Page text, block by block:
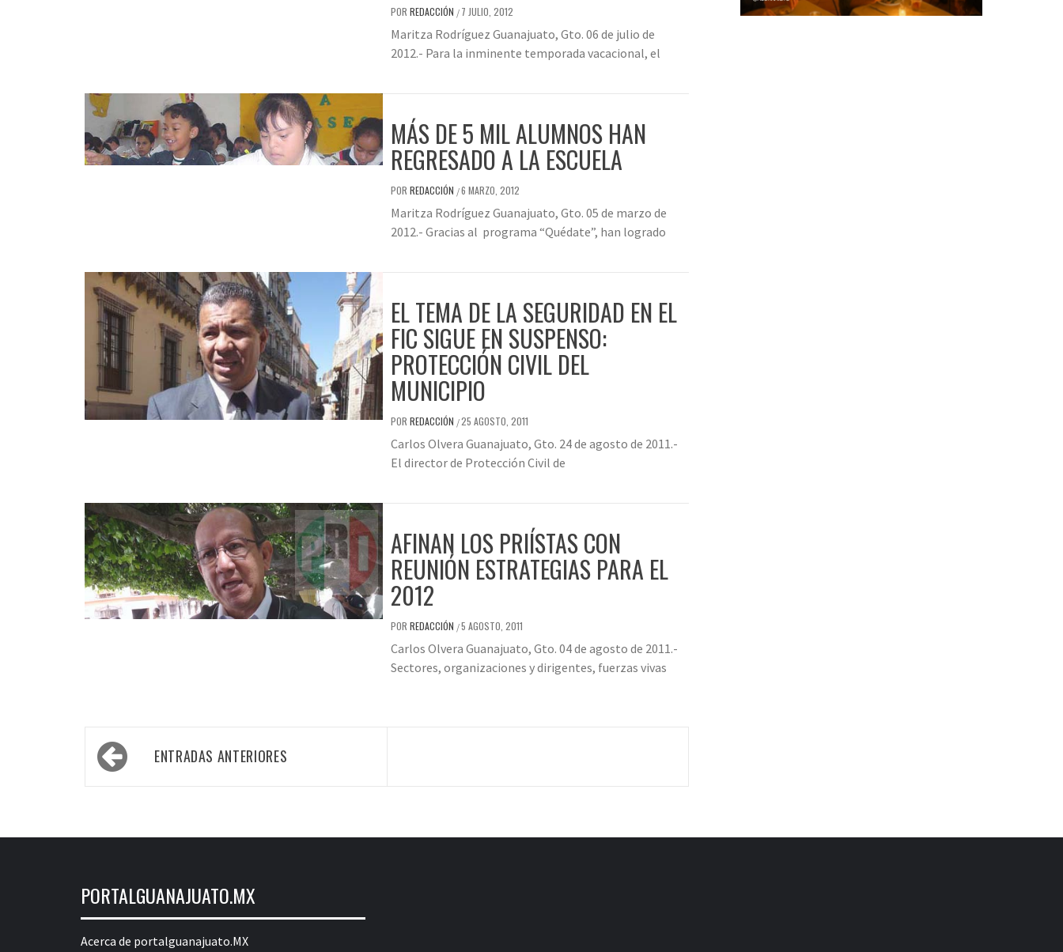
POR REDACCIÓN / 7 JULIO, 2012
Maritza Rodríguez Guanajuato, Gto. 06 de julio de
2012.- Para la inminente temporada vacacional, el
MÁS DE 5 MIL ALUMNOS HAN
REGRESADO A LA ESCUELA
POR REDACCIÓN /6 MARZO, 2012
Maritza Rodríguez Guanajuato, Gto. 05 de marzo de
2012.- Gracias al programa “Quédate”, han logrado
EL TEMA DE LA SEGURIDAD EN EL
FIC SIGUE EN SUSPENSO:
PROTECCIÓN CIVIL DEL
MUNICIPIO
POR REDACCIÓN /25 AGOSTO, 2011
Carlos Olvera Guanajuato, Gto. 24 de agosto de 2011.-
El director de Protección Civil de
AFINAN LOS PRIÍSTAS CON
REUNIÓN ESTRATEGIAS PARA EL
2012
POR REDACCIÓN /5 AGOSTO, 2011
Carlos Olvera Guanajuato, Gto. 04 de agosto de 2011.-
Sectores, organizaciones y dirigentes, fuerzas vivas
Navegación
de ENTRADAS ANTERIORES
PORTALGUANAJUATO.MX
Acerca de portalguanajuato.MX